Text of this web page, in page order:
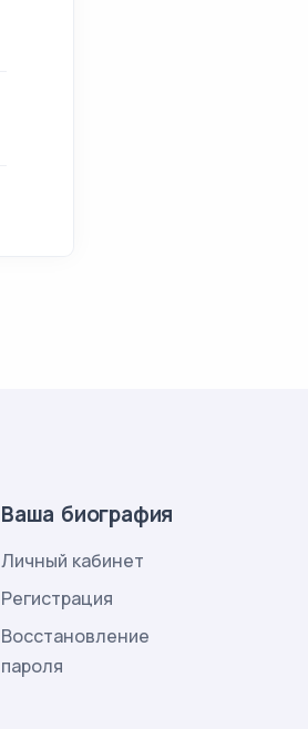
Ваша биография
Личный кабинет
Регистрация
Восстановление
пароля